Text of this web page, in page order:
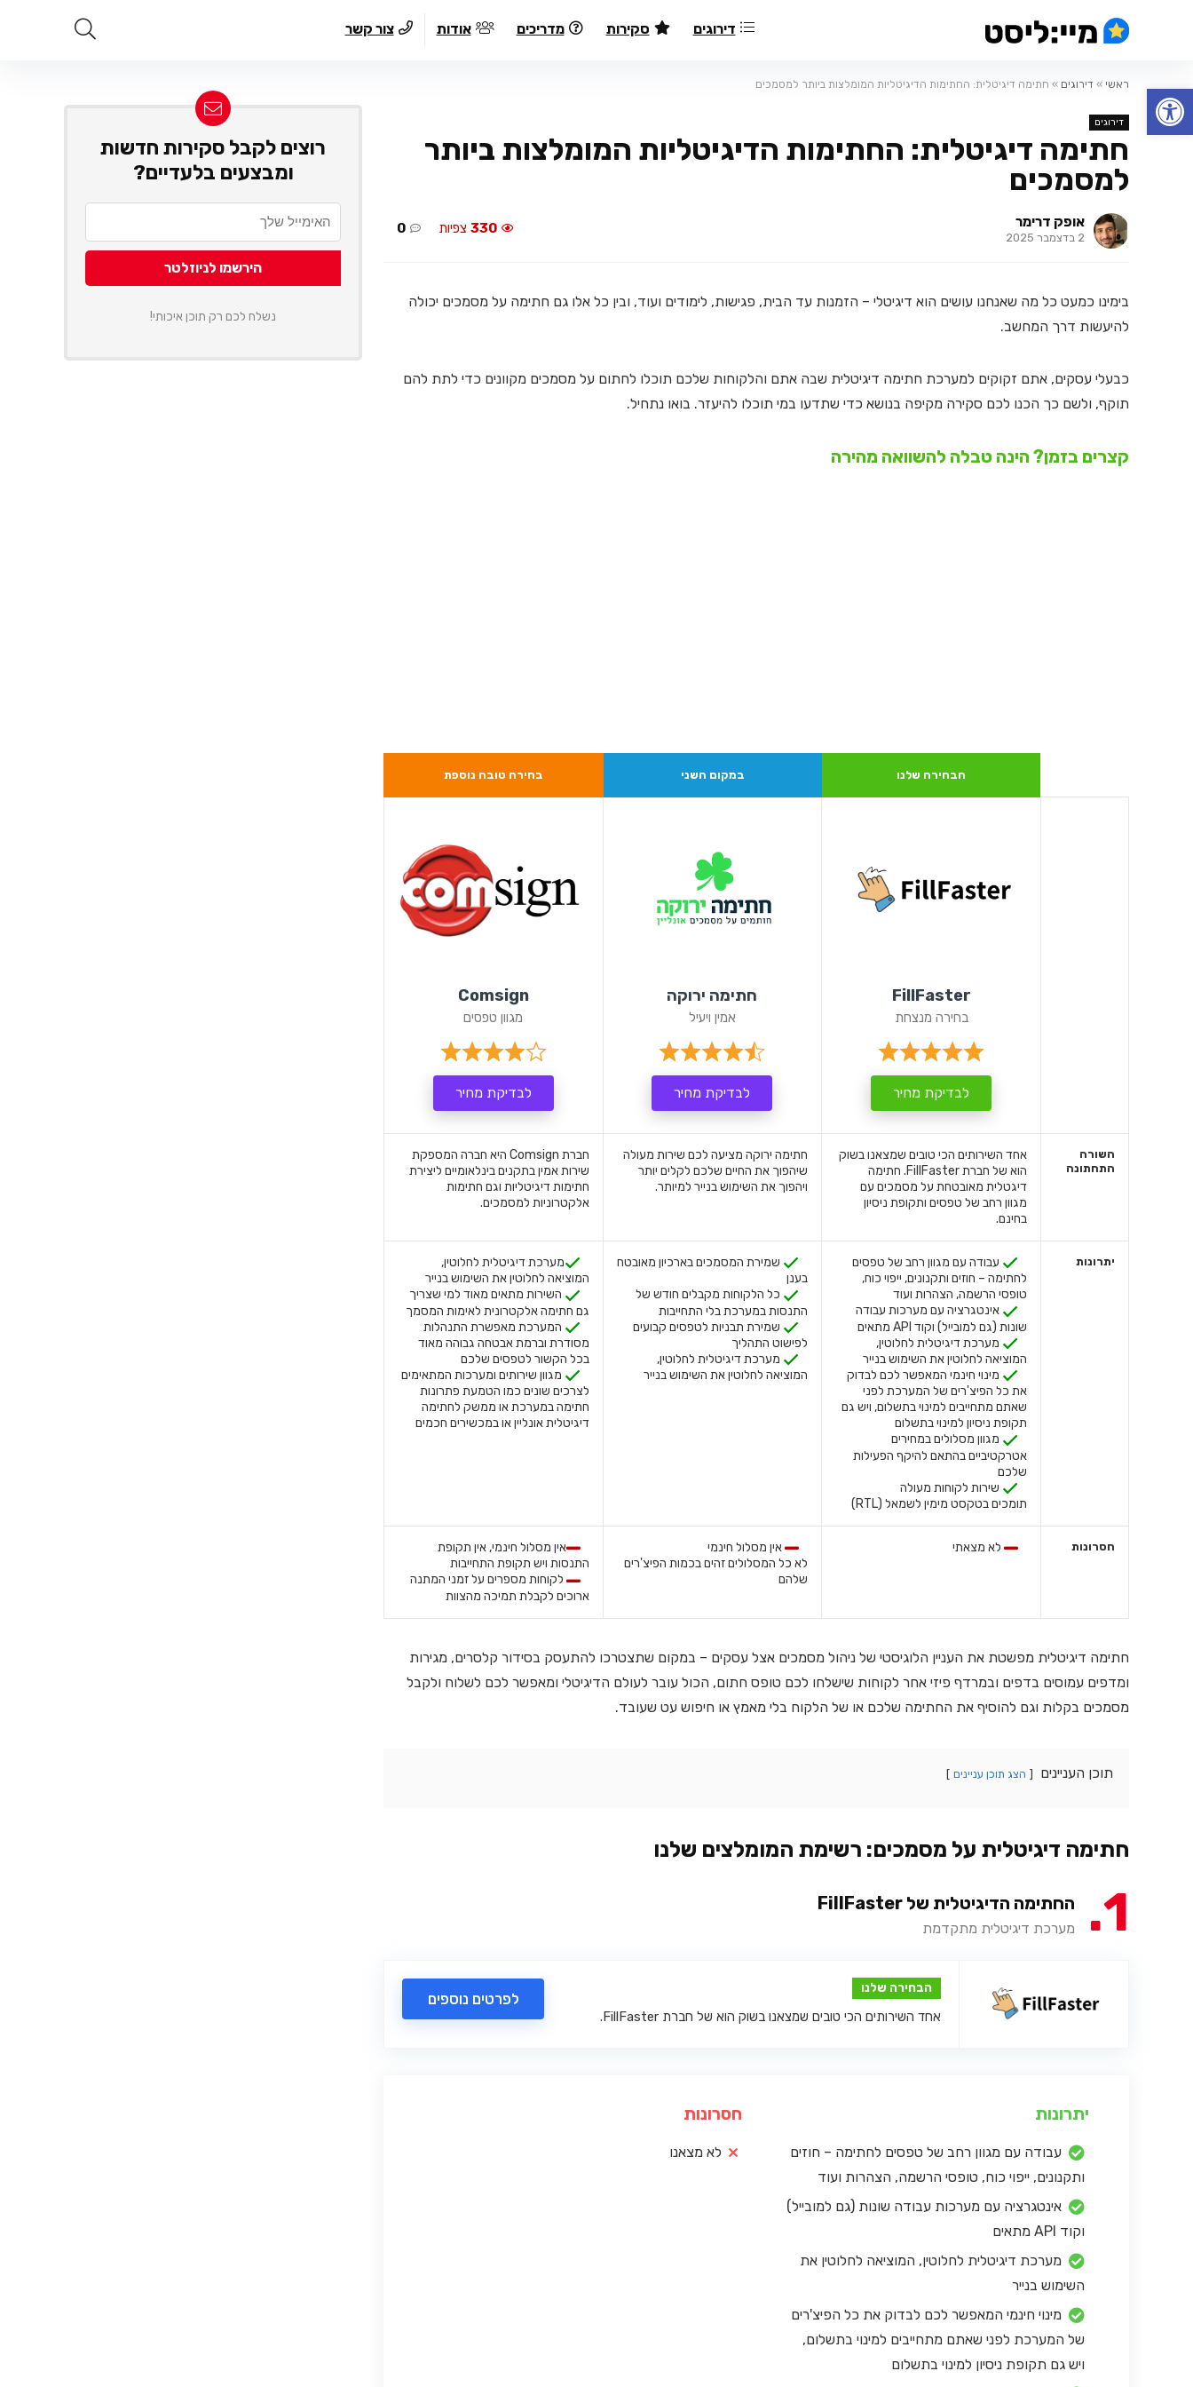
פתח סרגל נגישות
דירוגים סקירות מדריכים אודות צור קשר
ראשי » דירוגים » חתימה דיגיטלית: החתימות הדיגיטליות המומלצות ביותר למסמכים
דירוגים
חתימה דיגיטלית: החתימות הדיגיטליות המומלצות ביותר
למסמכים
אופק דרימר
2 בדצמבר 2025
330 צפיות 0
בימינו כמעט כל מה שאנחנו עושים הוא דיגיטלי – הזמנות עד הבית, פגישות, לימודים ועוד, ובין כל אלו גם חתימה על מסמכים יכולה
להיעשות דרך המחשב.
כבעלי עסקים, אתם זקוקים למערכת חתימה דיגיטלית שבה אתם והלקוחות שלכם תוכלו לחתום על מסמכים מקוונים כדי לתת להם
תוקף, ולשם כך הכנו לכם סקירה מקיפה בנושא כדי שתדעו במי תוכלו להיעזר. בואו נתחיל.
קצרים בזמן? הינה טבלה להשוואה מהירה
השורה
התחתונה
יתרונות
חסרונות
הבחירה שלנו
FillFaster
בחירה מנצחת
לבדיקת מחיר
אחד השירותים הכי טובים שמצאנו בשוק
הוא של חברת FillFaster. חתימה
דיגטלית מאובטחת על מסמכים עם
מגוון רחב של טפסים ותקופת ניסיון
בחינם.
עבודה עם מגוון רחב של טפסים
לחתימה – חוזים ותקנונים, ייפוי כוח,
טופסי הרשמה, הצהרות ועוד
אינטגרציה עם מערכות עבודה
שונות (גם למובייל) וקוד API מתאים
מערכת דיגיטלית לחלוטין,
המוציאה לחלוטין את השימוש בנייר
מינוי חינמי המאפשר לכם לבדוק
את כל הפיצ'רים של המערכת לפני
שאתם מתחייבים למינוי בתשלום, ויש גם
תקופת ניסיון למינוי בתשלום
מגוון מסלולים במחירים
אטרקטיביים בהתאם להיקף הפעילות
שלכם
שירות לקוחות מעולה
תומכים בטקסט מימין לשמאל (RTL)
לא מצאתי
במקום השני
חתימה ירוקה
אמין ויעיל
לבדיקת מחיר
חתימה ירוקה מציעה לכם שירות מעולה
שיהפוך את החיים שלכם לקלים יותר
ויהפוך את השימוש בנייר למיותר.
שמירת המסמכים בארכיון מאובטח
בענן
כל הלקוחות מקבלים חודש של
התנסות במערכת בלי התחייבות
שמירת תבניות לטפסים קבועים
לפישוט התהליך
מערכת דיגיטלית לחלוטין,
המוציאה לחלוטין את השימוש בנייר
אין מסלול חינמי
לא כל המסלולים זהים בכמות הפיצ'רים
שלהם
בחירה טובה נוספת
Comsign
מגוון טפסים
לבדיקת מחיר
חברת Comsign היא חברה המספקת
שירות אמין בתקנים בינלאומיים ליצירת
חתימות דיגיטליות וגם חתימות
אלקטרוניות למסמכים.
מערכת דיגיטלית לחלוטין,
המוציאה לחלוטין את השימוש בנייר
השירות מתאים מאוד למי שצריך
גם חתימה אלקטרונית לאימות המסמך
המערכת מאפשרת התנהלות
מסודרת וברמת אבטחה גבוהה מאוד
בכל הקשור לטפסים שלכם
מגוון שירותים ומערכות המתאימים
לצרכים שונים כמו הטמעת פתרונות
חתימה במערכת או ממשק לחתימה
דיגיטלית אונליין או במכשירים חכמים
אין מסלול חינמי, אין תקופת
התנסות ויש תקופת התחייבות
לקוחות מספרים על זמני המתנה
ארוכים לקבלת תמיכה מהצוות
חתימה דיגיטלית מפשטת את העניין הלוגיסטי של ניהול מסמכים אצל עסקים – במקום שתצטרכו להתעסק בסידור קלסרים, מגירות
ומדפים עמוסים בדפים ובמרדף פיזי אחר לקוחות שישלחו לכם טופס חתום, הכול עובר לעולם הדיגיטלי ומאפשר לכם לשלוח ולקבל
מסמכים בקלות וגם להוסיף את החתימה שלכם או של הלקוח בלי מאמץ או חיפוש עט שעובד.
תוכן העניינים הצג תוכן עניינים
חתימה דיגיטלית על מסמכים: רשימת המומלצים שלנו
1 החתימה הדיגיטלית של FillFaster
מערכת דיגיטלית מתקדמת
הבחירה שלנו
אחד השירותים הכי טובים שמצאנו בשוק הוא של חברת FillFaster.
לפרטים נוספים
יתרונות
עבודה עם מגוון רחב של טפסים לחתימה – חוזים
ותקנונים, ייפוי כוח, טופסי הרשמה, הצהרות ועוד
אינטגרציה עם מערכות עבודה שונות (גם למובייל)
וקוד API מתאים
מערכת דיגיטלית לחלוטין, המוציאה לחלוטין את
השימוש בנייר
מינוי חינמי המאפשר לכם לבדוק את כל הפיצ'רים
של המערכת לפני שאתם מתחייבים למינוי בתשלום,
ויש גם תקופת ניסיון למינוי בתשלום
חסרונות
לא מצאנו
רוצים לקבל סקירות חדשות
ומבצעים בלעדיים?
נשלח לכם רק תוכן איכותי!